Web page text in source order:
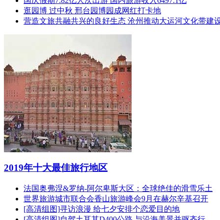
逛园博 过中秋 邢台园博园成网红打卡地
营造文旅共融共兴的良好生态 沧州推动大运河文化带建
2019年十大最佳旅行地区
法国奥弗涅&罗纳-阿尔卑斯大区：全球绝佳的滑雪乐土
世界旅游城市联合会香山旅游峰会9月在赫尔辛基召开
[高清组图]寻访浪漫 给七夕安排个恋爱目的地